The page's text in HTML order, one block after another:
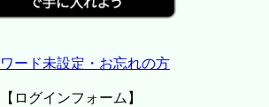
ード未設定・お忘れの方
【ログインフォーム】